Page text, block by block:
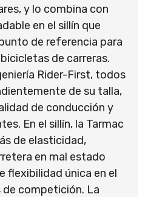
y lo combina con
en el sillín que
de referencia para
de carreras.
Rider-First, todos
de su talla,
de conducción y
En el sillín, la Tarmac
de elasticidad,
en mal estado
flexibilidad única en el
competición. La